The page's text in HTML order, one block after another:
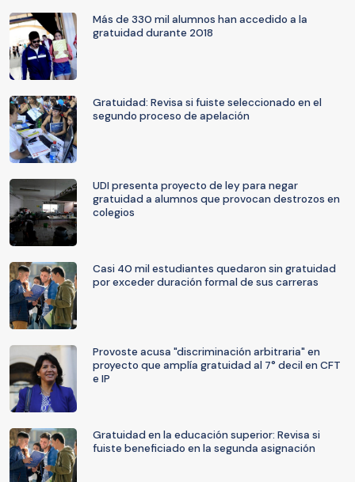
Más de 330 mil alumnos han accedido a la
gratuidad durante 2018
Gratuidad: Revisa si fuiste seleccionado en el
segundo proceso de apelación
UDI presenta proyecto de ley para negar
gratuidad a alumnos que provocan destrozos en
colegios
Casi 40 mil estudiantes quedaron sin gratuidad
por exceder duración formal de sus carreras
Provoste acusa "discriminación arbitraria" en
proyecto que amplía gratuidad al 7° decil en CFT
e IP
Gratuidad en la educación superior: Revisa si
fuiste beneficiado en la segunda asignación